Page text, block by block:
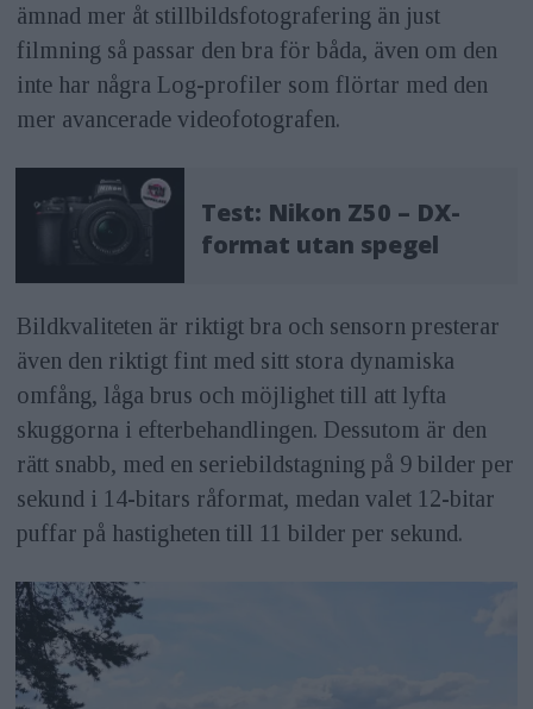
ämnad mer åt stillbildsfotografering än just
filmning så passar den bra för båda, även om den
inte har några Log-profiler som flörtar med den
mer avancerade videofotografen.
Test: Nikon Z50 – DX-
format utan spegel
Bildkvaliteten är riktigt bra och sensorn presterar
även den riktigt fint med sitt stora dynamiska
omfång, låga brus och möjlighet till att lyfta
skuggorna i efterbehandlingen. Dessutom är den
rätt snabb, med en seriebildstagning på 9 bilder per
sekund i 14-bitars råformat, medan valet 12-bitar
puffar på hastigheten till 11 bilder per sekund.